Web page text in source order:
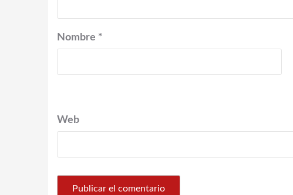
Nombre *
Web